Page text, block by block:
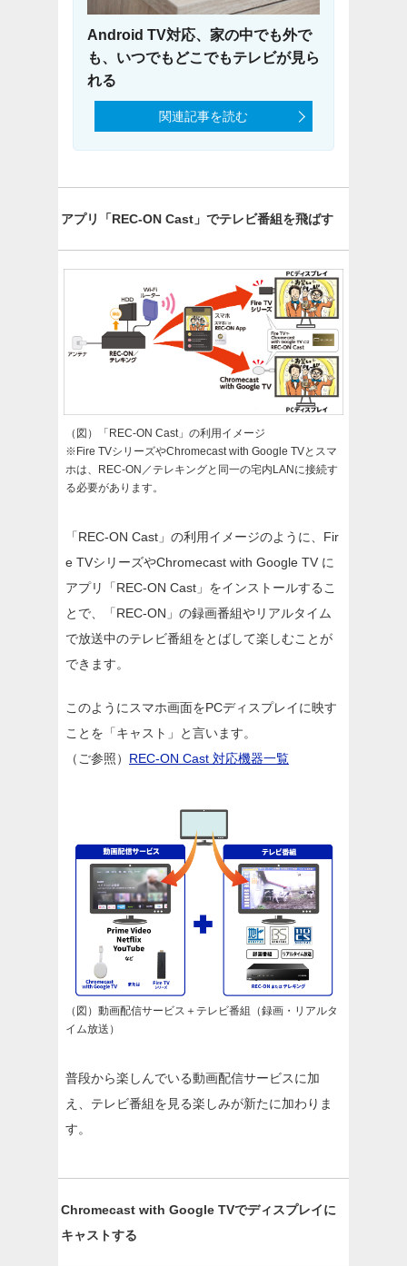
Android TV対応、家の中でも外で
も、いつでもどこでもテレビが見ら
れる
関連記事を読む
アプリ「REC-ON Cast」でテレビ番組を飛ばす
（図）「REC-ON Cast」の利用イメージ
※Fire TVシリーズやChromecast with Google TVとスマ
ホは、REC-ON／テレキングと同一の宅内LANに接続す
る必要があります。
「REC-ON Cast」の利用イメージのように、Fir
e TVシリーズやChromecast with Google TV に
アプリ「REC-ON Cast」をインストールするこ
とで、「REC-ON」の録画番組やリアルタイム
で放送中のテレビ番組をとばして楽しむことが
できます。
このようにスマホ画面をPCディスプレイに映す
ことを「キャスト」と言います。
（ご参照） REC-ON Cast 対応機器一覧
（図）動画配信サービス＋テレビ番組（録画・リアルタ
イム放送）
普段から楽しんでいる動画配信サービスに加
え、テレビ番組を見る楽しみが新たに加わりま
す。
Chromecast with Google TVでディスプレイに
キャストする